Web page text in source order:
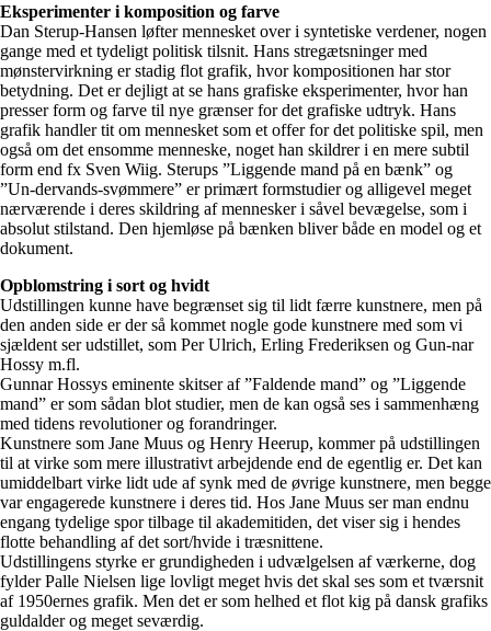
Eksperimenter i komposition og farve
Dan Sterup-Hansen løfter mennesket over i syntetiske verdener, nogen
gange med et tydeligt politisk tilsnit. Hans stregætsninger med
mønstervirkning er stadig flot grafik, hvor kompositionen har stor
betydning. Det er dejligt at se hans grafiske eksperimenter, hvor han
presser form og farve til nye grænser for det grafiske udtryk. Hans
grafik handler tit om mennesket som et offer for det politiske spil, men
også om det ensomme menneske, noget han skildrer i en mere subtil
form end fx Sven Wiig. Sterups ”Liggende mand på en bænk” og
”Un-dervands-svømmere” er primært formstudier og alligevel meget
nærværende i deres skildring af mennesker i såvel bevægelse, som i
absolut stilstand. Den hjemløse på bænken bliver både en model og et
dokument.
Opblomstring i sort og hvidt
Udstillingen kunne have begrænset sig til lidt færre kunstnere, men på
den anden side er der så kommet nogle gode kunstnere med som vi
sjældent ser udstillet, som Per Ulrich, Erling Frederiksen og Gun-nar
Hossy m.fl.
Gunnar Hossys eminente skitser af ”Faldende mand” og ”Liggende
mand” er som sådan blot studier, men de kan også ses i sammenhæng
med tidens revolutioner og forandringer.
Kunstnere som Jane Muus og Henry Heerup, kommer på udstillingen
til at virke som mere illustrativt arbejdende end de egentlig er. Det kan
umiddelbart virke lidt ude af synk med de øvrige kunstnere, men begge
var engagerede kunstnere i deres tid. Hos Jane Muus ser man endnu
engang tydelige spor tilbage til akademitiden, det viser sig i hendes
flotte behandling af det sort/hvide i træsnittene.
Udstillingens styrke er grundigheden i udvælgelsen af værkerne, dog
fylder Palle Nielsen lige lovligt meget hvis det skal ses som et tværsnit
af 1950ernes grafik. Men det er som helhed et flot kig på dansk grafiks
guldalder og meget seværdig.